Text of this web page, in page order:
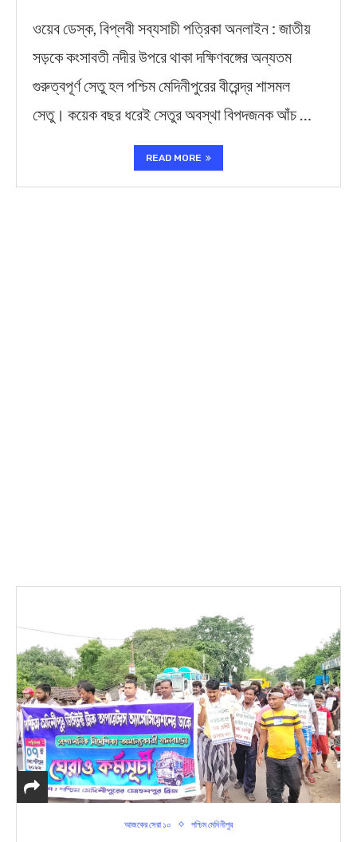
ওয়েব ডেস্ক, বিপ্লবী সব্যসাচী পত্রিকা অনলাইন : জাতীয়
সড়কে কংসাবতী নদীর উপরে থাকা দক্ষিণবঙ্গের অন্যতম
গুরুত্বপূর্ণ সেতু হল পশ্চিম মেদিনীপুরের বীরেন্দ্র শাসমল
সেতু। কয়েক বছর ধরেই সেতুর অবস্থা বিপদজনক আঁচ …
READ MORE
আজকের সেরা ১০ পশ্চিম মেদিনীপুর